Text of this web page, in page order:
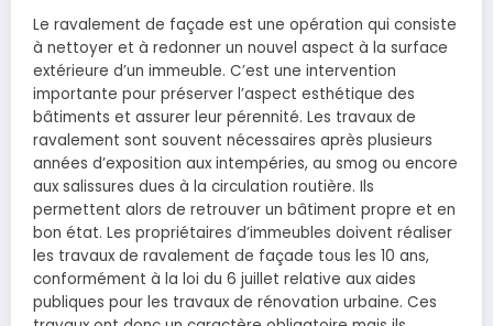
Le ravalement de façade est une opération qui consiste
à nettoyer et à redonner un nouvel aspect à la surface
extérieure d’un immeuble. C’est une intervention
importante pour préserver l’aspect esthétique des
bâtiments et assurer leur pérennité. Les travaux de
ravalement sont souvent nécessaires après plusieurs
années d’exposition aux intempéries, au smog ou encore
aux salissures dues à la circulation routière. Ils
permettent alors de retrouver un bâtiment propre et en
bon état. Les propriétaires d’immeubles doivent réaliser
les travaux de ravalement de façade tous les 10 ans,
conformément à la loi du 6 juillet relative aux aides
publiques pour les travaux de rénovation urbaine. Ces